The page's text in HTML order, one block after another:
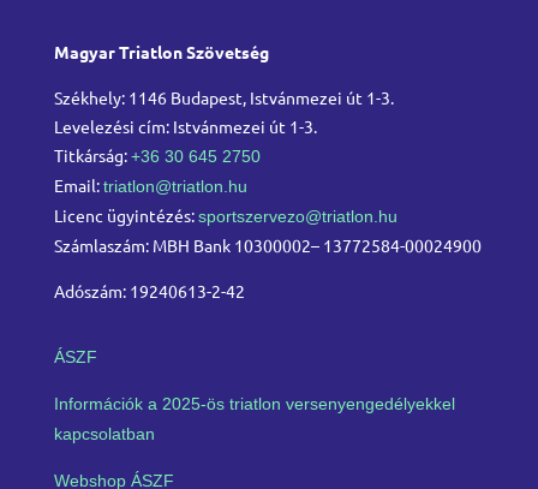
Magyar Triatlon Szövetség
Székhely: 1146 Budapest, Istvánmezei út 1-3.
Levelezési cím: Istvánmezei út 1-3.
Titkárság:+36 30 645 2750
Email:triatlon@triatlon.hu
Licenc ügyintézés:sportszervezo@triatlon.hu
Számlaszám: MBH Bank 10300002– 13772584-00024900
Adószám: 19240613-2-42
ÁSZF
Információk a 2025-ös triatlon versenyengedélyekkel
kapcsolatban
Webshop ÁSZF